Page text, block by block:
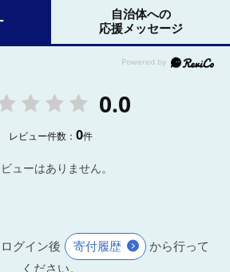
自治体への
応援メッセージ
0.0
レビュー件数：0件
ューはありません。
グイン後 寄付履歴
から行って
ください。